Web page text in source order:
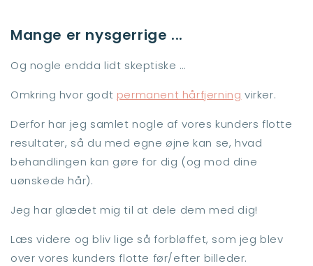
Mange er nysgerrige ...
Og nogle endda lidt skeptiske …
Omkring hvor godt permanent hårfjerning virker.
Derfor har jeg samlet nogle af vores kunders flotte
resultater, så du med egne øjne kan se, hvad
behandlingen kan gøre for dig (og mod dine
uønskede hår).
Jeg har glædet mig til at dele dem med dig!
Læs videre og bliv lige så forbløffet, som jeg blev
over vores kunders flotte før/efter billeder.